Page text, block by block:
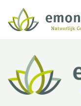
Ga naar de inhoud